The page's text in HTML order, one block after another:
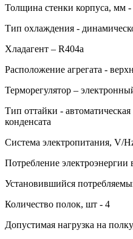
Толщина стенки корпуса, мм -
Тип охлаждения -
Хладагент – R404a
Расположение агрегата -
Терморегулятор –
Тип оттайки -
конденсата
Система электропитания, V/
Потребление электроэнергии
Установившийся
Количество полок, шт - 4
Допустимая нагрузка на